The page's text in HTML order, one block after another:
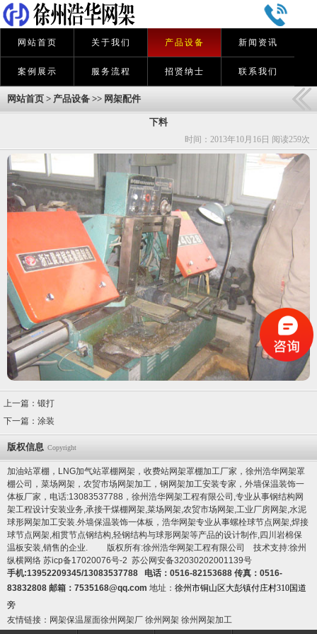
网站首页 关于我们 产品设备 新闻资讯
案例展示 服务流程 招贤纳士 联系我们
网站首页 > 产品设备 >> 网架配件
下料
时间：2013年10月16日 阅读259次
上一篇： 锻打
下一篇： 涂装
版权信息 Copyright
加油站罩棚，LNG加气站罩棚网架，收费站网架罩棚加工厂家，徐州浩华网架罩
棚公司，菜场网架，农贸市场网架加工，钢网架加工安装专家， 外墙保温装饰一
体板厂家 ，电话:13083537788，徐州浩华网架工程有限公司,专业从事钢结构网
架工程设计安装业务,承接干煤棚网架,菜场网架,农贸市场网架,工业厂房网架,水泥
球形网架加工安装.外墙保温装饰一体板 ，浩华网架专业从事螺栓球节点网架,焊接
球节点网架,相贯节点钢结构,轻钢结构与球形网架等产品的设计制作,四川岩棉保
温板安装,销售的企业. 版权所有:徐州浩华网架工程有限公司 技术支持:徐州
纵横网络 苏icp备17020076号-2 苏公网安备32030202001139号
手机:13952209345/13083537788 电话：0516-82153688 传真：0516-
83832808 邮箱：7535168@qq.com 地址： 徐州市铜山区大彭镇付庄村310国道
旁
友情链接： 网架保温屋面徐州网架厂 徐州网架 徐州网架加工